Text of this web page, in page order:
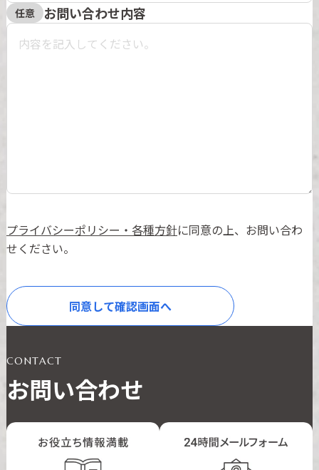
任意 お問い合わせ内容
プライバシーポリシー・各種方針に同意の上、お問い合わ
せください。
同意して確認画面へ
CONTACT
お問い合わせ